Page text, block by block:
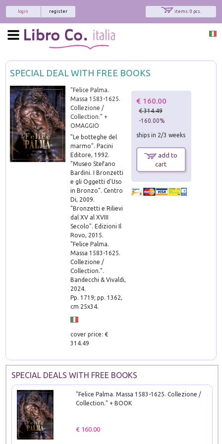
items: 0 pcs.
register
login
SPECIAL DEAL WITH FREE BOOKS
"Felice Palma.
Massa 1583-1625.
Collezione /
Collection." +
OMAGGIO
"Le botteghe del
marmo". Pacini
Editore, 1992.
"Museo Stefano
Bardini. I Bronzetti
e gli Oggetti d'Uso
in Bronzo". Centro
Di, 2009.
"Bronzetti e Rilievi
dal XV al XVIII
Secolo". Edizioni Il
Rovo, 2015.
"Felice Palma.
Massa 1583-1625.
Collezione /
Collection.".
Bandecchi & Vivaldi,
2024.
Pp. 1719; pp. 1362,
cm 25x34.
cover price: €
314.49
€ 160.00
€ 314.49
-160.00%
ships in 2/3 weeks
add to
cart
SPECIAL DEALS WITH FREE BOOKS
"Felice Palma. Massa 1583-1625. Collezione /
Collection." + BOOK
€ 160.00